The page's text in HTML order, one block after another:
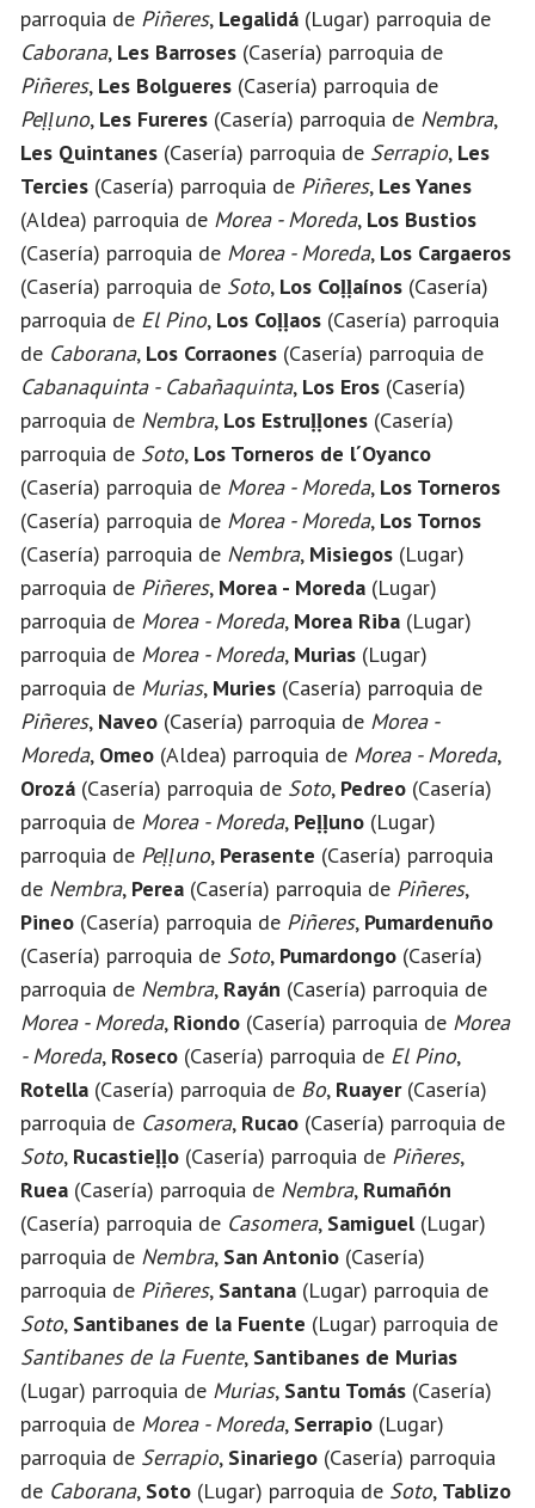
parroquia de Piñeres, Legalidá (Lugar) parroquia de
Caborana, Les Barroses (Casería) parroquia de
Piñeres, Les Bolgueres (Casería) parroquia de
Peḷḷuno, Les Fureres (Casería) parroquia de Nembra,
Les Quintanes (Casería) parroquia de Serrapio, Les
Tercies (Casería) parroquia de Piñeres, Les Yanes
(Aldea) parroquia de Morea - Moreda, Los Bustios
(Casería) parroquia de Morea - Moreda, Los Cargaeros
(Casería) parroquia de Soto, Los Coḷḷaínos (Casería)
parroquia de El Pino, Los Coḷḷaos (Casería) parroquia
de Caborana, Los Corraones (Casería) parroquia de
Cabanaquinta - Cabañaquinta, Los Eros (Casería)
parroquia de Nembra, Los Estruḷḷones (Casería)
parroquia de Soto, Los Torneros de l´Oyanco
(Casería) parroquia de Morea - Moreda, Los Torneros
(Casería) parroquia de Morea - Moreda, Los Tornos
(Casería) parroquia de Nembra, Misiegos (Lugar)
parroquia de Piñeres, Morea - Moreda (Lugar)
parroquia de Morea - Moreda, Morea Riba (Lugar)
parroquia de Morea - Moreda, Murias (Lugar)
parroquia de Murias, Muries (Casería) parroquia de
Piñeres, Naveo (Casería) parroquia de Morea -
Moreda, Omeo (Aldea) parroquia de Morea - Moreda,
Orozá (Casería) parroquia de Soto, Pedreo (Casería)
parroquia de Morea - Moreda, Peḷḷuno (Lugar)
parroquia de Peḷḷuno, Perasente (Casería) parroquia
de Nembra, Perea (Casería) parroquia de Piñeres,
Pineo (Casería) parroquia de Piñeres, Pumardenuño
(Casería) parroquia de Soto, Pumardongo (Casería)
parroquia de Nembra, Rayán (Casería) parroquia de
Morea - Moreda, Riondo (Casería) parroquia de Morea
- Moreda, Roseco (Casería) parroquia de El Pino,
Rotella (Casería) parroquia de Bo, Ruayer(Casería)
parroquia de Casomera, Rucao (Casería) parroquia de
Soto, Rucastieḷḷo (Casería) parroquia de Piñeres,
Ruea (Casería) parroquia de Nembra, Rumañón
(Casería) parroquia de Casomera, Samiguel(Lugar)
parroquia de Nembra, San Antonio (Casería)
parroquia de Piñeres, Santana (Lugar) parroquia de
Soto, Santibanes de la Fuente (Lugar) parroquia de
Santibanes de la Fuente, Santibanes de Murias
(Lugar) parroquia de Murias, Santu Tomás (Casería)
parroquia de Morea - Moreda, Serrapio (Lugar)
parroquia de Serrapio, Sinariego (Casería) parroquia
de Caborana, Soto (Lugar) parroquia de Soto, Tablizo